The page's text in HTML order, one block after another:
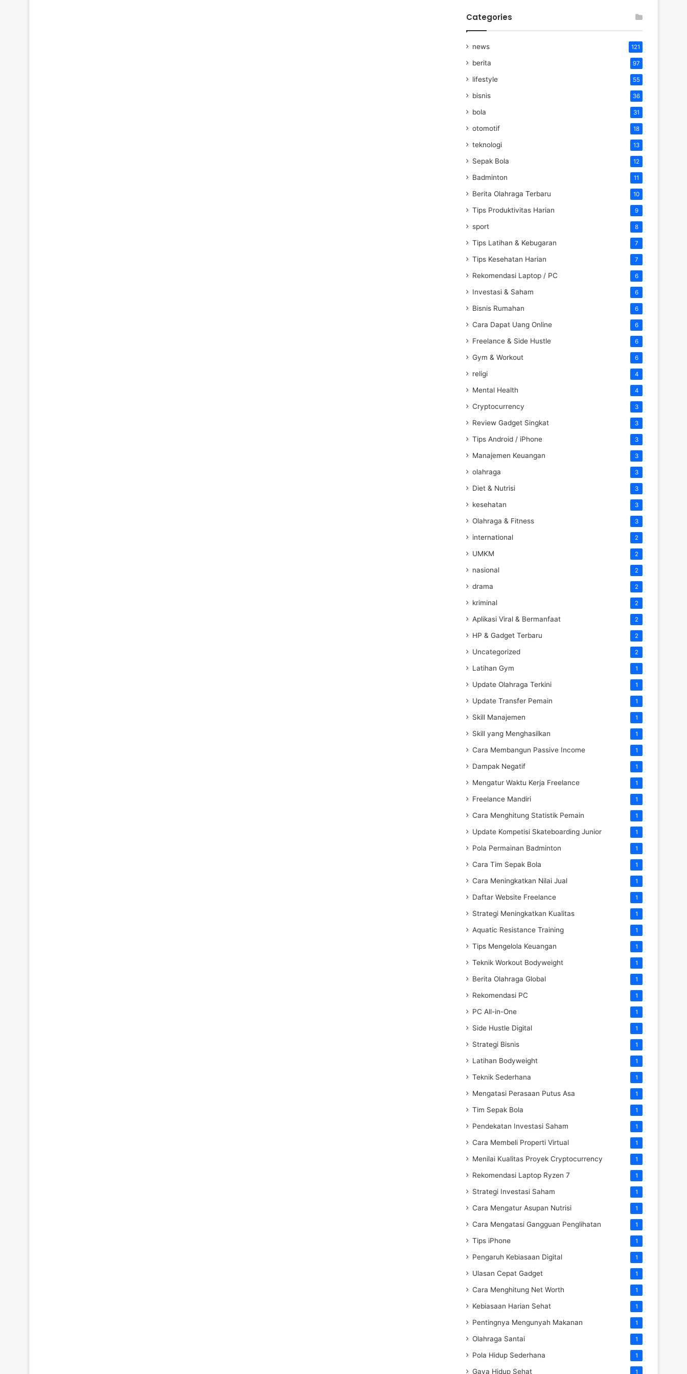
Categories
news 121
berita 97
lifestyle 55
bisnis 36
bola 31
otomotif 18
teknologi 13
Sepak Bola 12
Badminton 11
Berita Olahraga Terbaru 10
Tips Produktivitas Harian 9
sport 8
Tips Latihan & Kebugaran 7
Tips Kesehatan Harian 7
Rekomendasi Laptop / PC 6
Investasi & Saham 6
Bisnis Rumahan 6
Cara Dapat Uang Online 6
Freelance & Side Hustle 6
Gym & Workout 6
religi 4
Mental Health 4
Cryptocurrency 3
Review Gadget Singkat 3
Tips Android / iPhone 3
Manajemen Keuangan 3
olahraga 3
Diet & Nutrisi 3
kesehatan 3
Olahraga & Fitness 3
international 2
UMKM 2
nasional 2
drama 2
kriminal 2
Aplikasi Viral & Bermanfaat 2
HP & Gadget Terbaru 2
Uncategorized 2
Latihan Gym 1
Update Olahraga Terkini 1
Update Transfer Pemain 1
Skill Manajemen 1
Skill yang Menghasilkan 1
Cara Membangun Passive Income 1
Dampak Negatif 1
Mengatur Waktu Kerja Freelance 1
Freelance Mandiri 1
Cara Menghitung Statistik Pemain 1
Update Kompetisi Skateboarding Junior 1
Pola Permainan Badminton 1
Cara Tim Sepak Bola 1
Cara Meningkatkan Nilai Jual 1
Daftar Website Freelance 1
Strategi Meningkatkan Kualitas 1
Aquatic Resistance Training 1
Tips Mengelola Keuangan 1
Teknik Workout Bodyweight 1
Berita Olahraga Global 1
Rekomendasi PC 1
PC All-in-One 1
Side Hustle Digital 1
Strategi Bisnis 1
Latihan Bodyweight 1
Teknik Sederhana 1
Mengatasi Perasaan Putus Asa 1
Tim Sepak Bola 1
Pendekatan Investasi Saham 1
Cara Membeli Properti Virtual 1
Menilai Kualitas Proyek Cryptocurrency 1
Rekomendasi Laptop Ryzen 7 1
Strategi Investasi Saham 1
Cara Mengatur Asupan Nutrisi 1
Cara Mengatasi Gangguan Penglihatan 1
Tips iPhone 1
Pengaruh Kebiasaan Digital 1
Ulasan Cepat Gadget 1
Cara Menghitung Net Worth 1
Kebiasaan Harian Sehat 1
Pentingnya Mengunyah Makanan 1
Olahraga Santai 1
Pola Hidup Sederhana 1
Gaya Hidup Sehat 1